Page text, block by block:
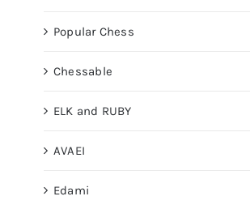
Popular Chess
Chessable
ELK and RUBY
AVAEI
Edami